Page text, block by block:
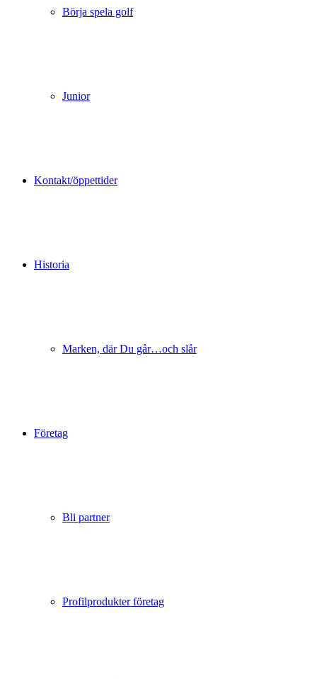
Börja spela golf
Junior
Kontakt/öppettider
Historia
Marken, där Du går…och slår
Företag
Bli partner
Profilprodukter företag